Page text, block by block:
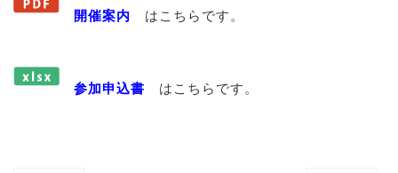
開催案内 はこちらです。
参加申込書 はこちらです。